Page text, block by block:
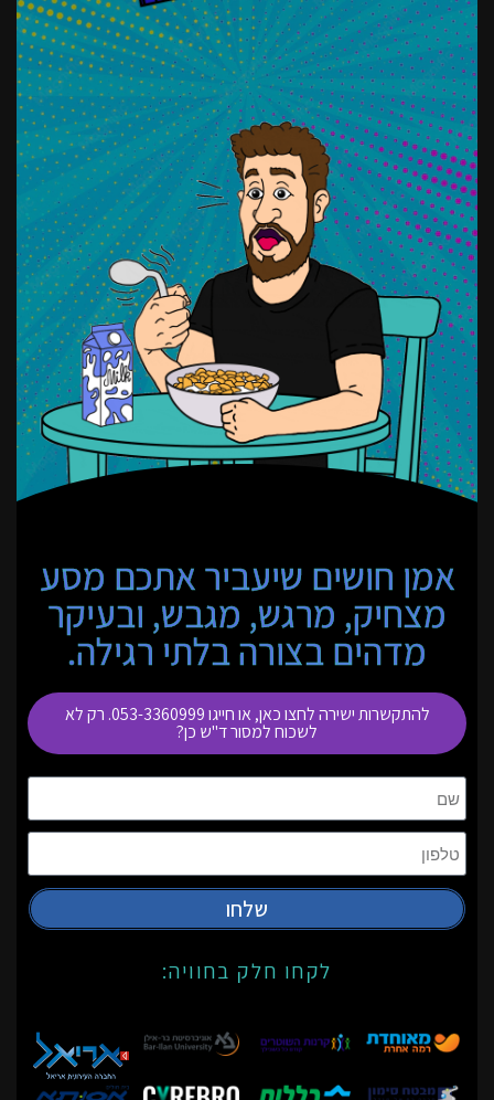
אמן חושים שיעביר אתכם מסע
מצחיק, מרגש, מגבש, ובעיקר
מדהים בצורה בלתי רגילה.
להתקשרות ישירה לחצו כאן, או חייגו 053-3360999. רק לא
לשכוח למסור ד"ש כן?
שלחו
לקחו חלק בחוויה: